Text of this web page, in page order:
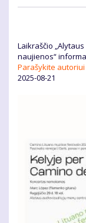
Laikraščio „Alytaus
naujienos“
Parašykite autoriui
2025-08-21